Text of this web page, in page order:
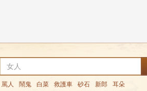
罵人 鬧鬼 白菜 救護車 砂石 新郎 耳朵